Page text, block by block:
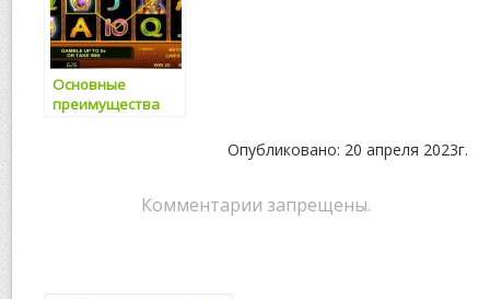
Основные
преимущества
Опубликовано: 20 апреля 2023г.
Комментарии запрещены.